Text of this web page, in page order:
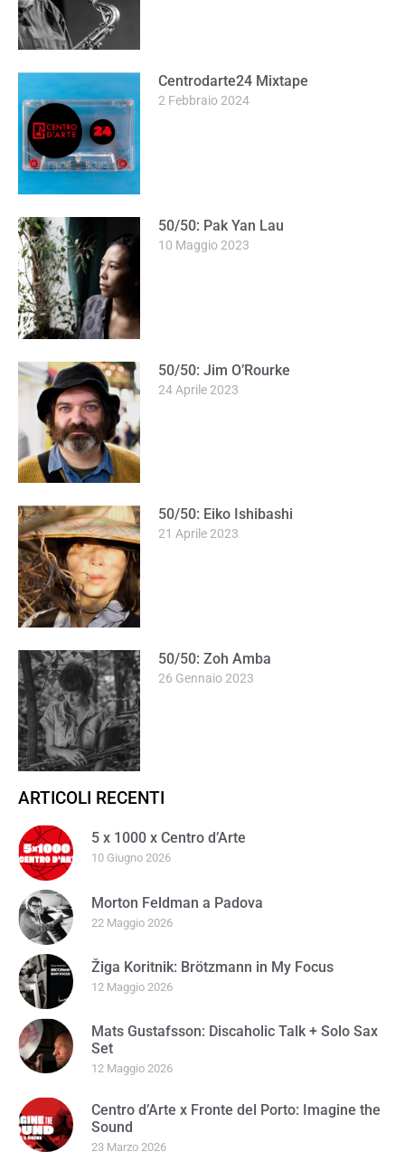
Centrodarte24 Mixtape
2 Febbraio 2024
50/50: Pak Yan Lau
10 Maggio 2023
50/50: Jim O’Rourke
24 Aprile 2023
50/50: Eiko Ishibashi
21 Aprile 2023
50/50: Zoh Amba
26 Gennaio 2023
ARTICOLI RECENTI
5 x 1000 x Centro d’Arte
10 Giugno 2026
Morton Feldman a Padova
22 Maggio 2026
Žiga Koritnik: Brötzmann in My Focus
12 Maggio 2026
Mats Gustafsson: Discaholic Talk + Solo Sax
Set
12 Maggio 2026
Centro d’Arte x Fronte del Porto: Imagine the
Sound
23 Marzo 2026